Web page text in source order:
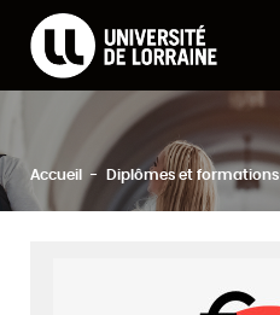
contenu
principal
moteur
de
recherche
Rechercher
Accueil Diplômes et formations